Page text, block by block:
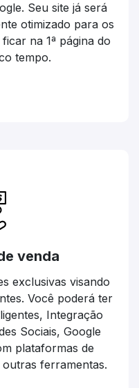
Seu site já será
otimizado para os
na 1ª página do
tempo.
venda
exclusivas visando
Você poderá ter
Integração
Sociais, Google
plataformas de
outras ferramentas.